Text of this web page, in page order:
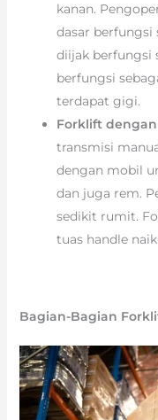
kanan.
dasar berfungsi
diijak berfungsi
berfungsi
terdapat gigi.
Forklift
transmisi
dengan mobil
dan juga rem.
sedikit rumit.
tuas handle
Bagian-Bagian